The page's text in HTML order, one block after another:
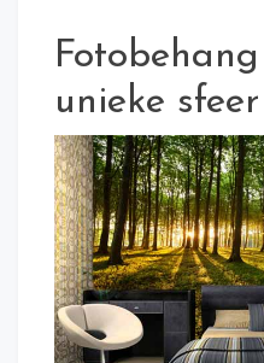
unieke sfeer